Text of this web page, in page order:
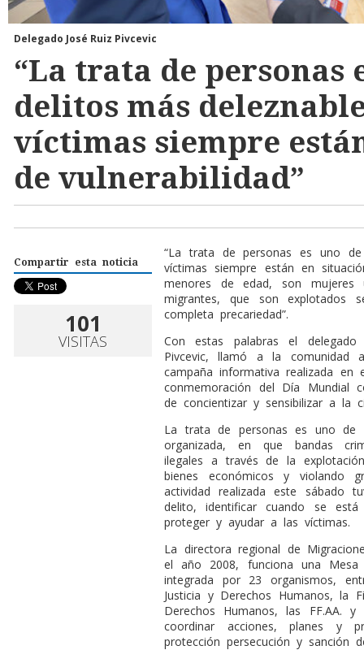
Delegado José Ruiz Pivcevic
“La trata de personas
delitos más
víctimas siempre
de vulnerabilidad”
Compartir esta noticia
101
VISITAS
“La trata de personas es uno
víctimas siempre están en
menores de edad, son
migrantes, que son explotados
completa precariedad”.
Con estas palabras el delegado
Pivcevic, llamó a la comunidad
campaña informativa realizada
conmemoración del Día
de concientizar y sensibilizar a la
La trata de personas es uno de
organizada, en que bandas
ilegales a través de la
bienes económicos y violando
actividad realizada este sábado
delito, identificar cuando se
proteger y ayudar a las víctimas.
La directora regional de
el año 2008, funciona una Mesa
integrada por 23 organismos,
Justicia y Derechos Humanos, la
Derechos Humanos, las FF.AA.
coordinar acciones, planes y
protección persecución y sanción